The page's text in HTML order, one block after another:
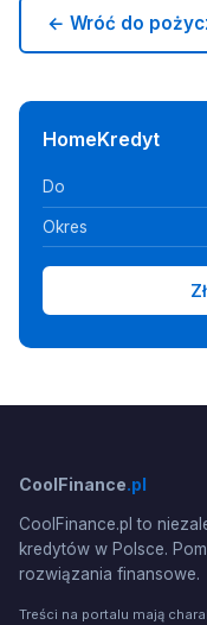
← Wróć do
HomeKredyt
Do
Okres
CoolFinance.pl
CoolFinance.pl to
kredytów w Polsce.
rozwiązania finansowe.
Treści na portalu mają